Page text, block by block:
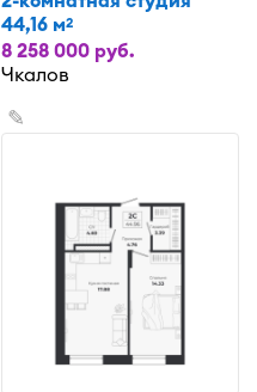
44,16 м2
8 258 000 руб.
Чкалов
✎